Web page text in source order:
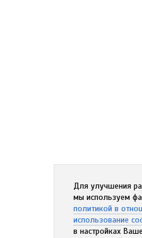
Для улучшения
мы используем
политикой в
использование
в настройках